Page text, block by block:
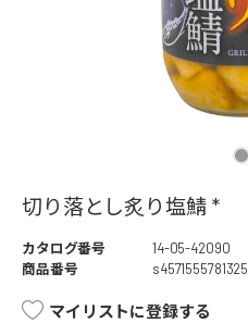
切り落とし炙り塩鯖 *
カタログ番号
14-05-42090
商品番号
s4571555781325
マイリストに登録する